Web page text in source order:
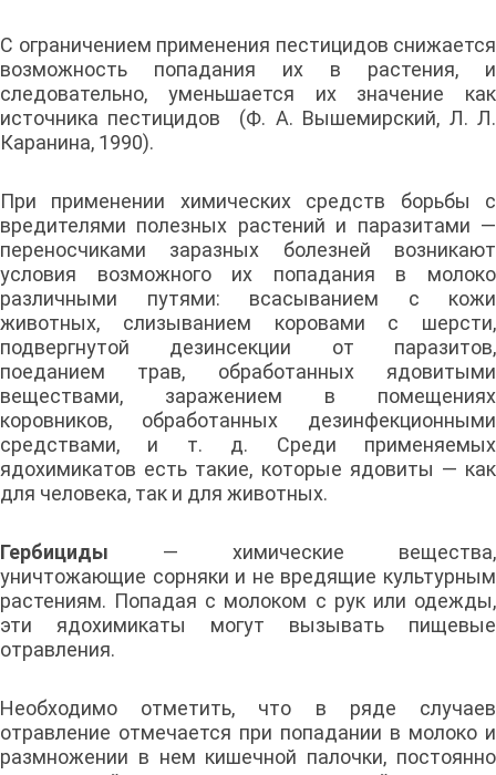
С ограничением применения пестицидов снижается
возможность попадания их в растения, и
следовательно, уменьшается их значение как
источника пестицидов (Ф. А. Вышемирский, Л. Л.
Каранина, 1990).
При применении химических средств борьбы с
вредителями полезных растений и паразитами —
переносчиками заразных болезней возникают
условия возможного их попадания в молоко
различными путями: всасыванием с кожи
животных, слизыванием коровами с шерсти,
подвергнутой дезинсекции от паразитов,
поеданием трав, обработанных ядовитыми
веществами, заражением в помещениях
коровников, обработанных дезинфекционными
средствами, и т. д. Среди применяемых
ядохимикатов есть такие, которые ядовиты — как
для человека, так и для животных.
Гербициды — химические вещества,
уничтожающие сорняки и не вредящие культурным
растениям. Попадая с молоком с рук или одежды,
эти ядохимикаты могут вызывать пищевые
отравления.
Необходимо отметить, что в ряде случаев
отравление отмечается при попадании в молоко и
размножении в нем кишечной палочки, постоянно